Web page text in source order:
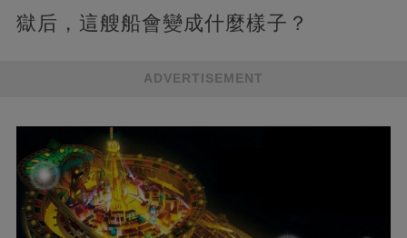
獄后，這艘船會變成什麼樣子？
ADVERTISEMENT